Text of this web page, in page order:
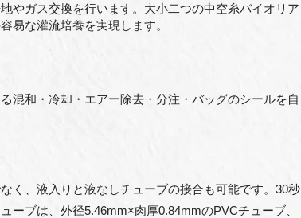
やガス交換を行います。大小二つの中空糸バイオリア
易な灌流培養を実現します。
混和・冷却・エアー除去・分注・バッグのシールを自
く、液入りと液なしチューブの接合も可能です。30秒
ーブは、外径5.46mm×肉厚0.84mmのPVCチューブ、